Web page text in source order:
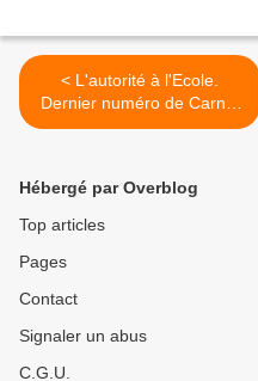
< L'autorité à l'Ecole.
Dernier numéro de Carnet
de correspondance
Hébergé par Overblog
Top articles
Pages
Contact
Signaler un abus
C.G.U.